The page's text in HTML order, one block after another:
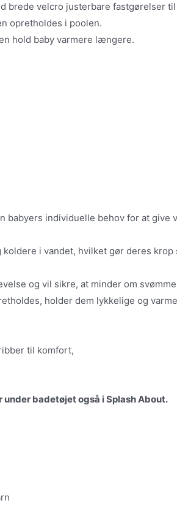
brede velcro justerbare fastgørelser
opretholdes i poolen.
hold baby varmere længere.
individuelle behov for at give
i vandet, hvilket gør deres
og vil sikre, at minder om
holder dem lykkelige og
til komfort,
badetøjet også i Splash About.